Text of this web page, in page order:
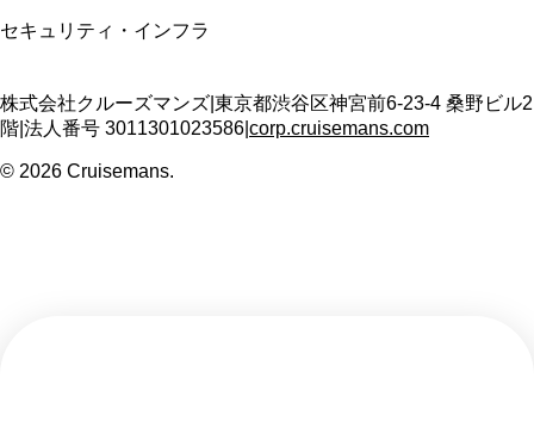
セキュリティ・インフラ
株式会社クルーズマンズ 東京都渋谷区神宮前6-23-4 桑野ビル2
階 法人番号 3011301023586 corp.cruisemans.com
© 2026 Cruisemans.